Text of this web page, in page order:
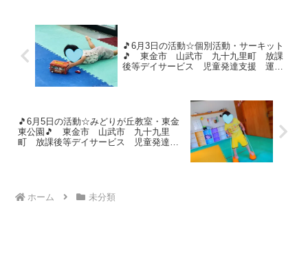
🎵6月3日の活動☆個別活動・サーキット
🎵 東金市 山武市 九十九里町 放課
後等デイサービス 児童発達支援 運動
🎵6月5日の活動☆みどりが丘教室・東金
東公園🎵 東金市 山武市 九十九里
町 放課後等デイサービス 児童発達支
ホーム 未分類